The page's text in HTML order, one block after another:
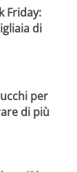
Friday:
di
per
di più